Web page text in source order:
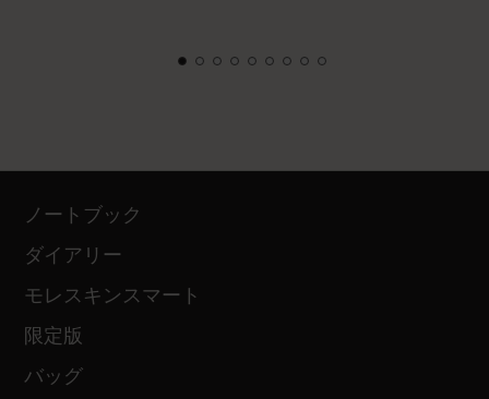
ノートブック
ダイアリー
モレスキンスマート
限定版
バッグ